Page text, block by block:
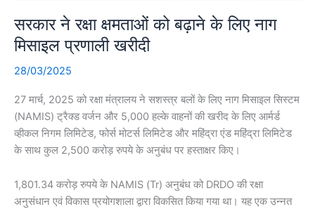
सरकार ने रक्षा क्षमताओं को बढ़ाने के लिए नाग
मिसाइल प्रणाली खरीदी
28/03/2025
27 मार्च, 2025 को रक्षा मंत्रालय ने सशस्त्र बलों के लिए नाग मिसाइल सिस्टम
(NAMIS) ट्रैक्ड वर्जन और 5,000 हल्के वाहनों की खरीद के लिए आर्मर्ड
व्हीकल निगम लिमिटेड, फोर्स मोटर्स लिमिटेड और महिंद्रा एंड महिंद्रा लिमिटेड
के साथ कुल 2,500 करोड़ रुपये के अनुबंध पर हस्ताक्षर किए।
1,801.34 करोड़ रुपये के NAMIS (Tr) अनुबंध को DRDO की रक्षा
अनुसंधान एवं विकास प्रयोगशाला द्वारा विकसित किया गया था। यह एक उन्नत